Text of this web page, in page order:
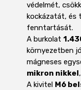
védelmét,
kockázatát, és
fenntartását.
A burkolat
környezetben
mágneses
mikron nikkel
A kivitel
M6